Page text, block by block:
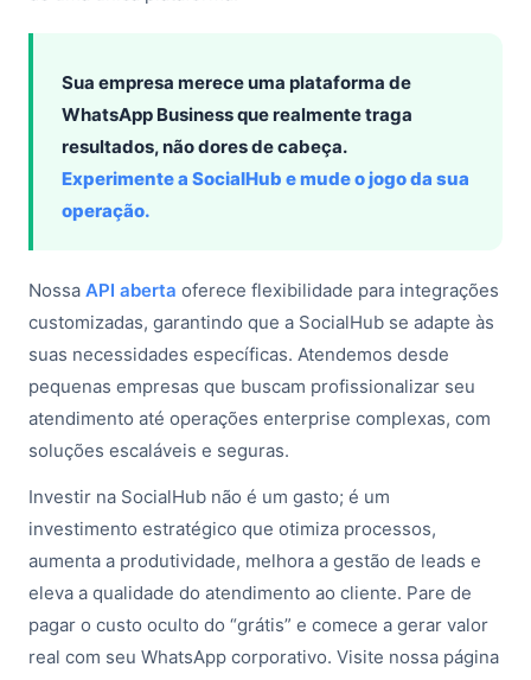
Sua empresa merece uma plataforma de
WhatsApp Business que realmente traga
resultados, não dores de cabeça.
Experimente a SocialHub e mude o jogo da sua
operação.
Nossa API aberta oferece flexibilidade para integrações
customizadas, garantindo que a SocialHub se adapte às
suas necessidades específicas. Atendemos desde
pequenas empresas que buscam profissionalizar seu
atendimento até operações enterprise complexas, com
soluções escaláveis e seguras.
Investir na SocialHub não é um gasto; é um
investimento estratégico que otimiza processos,
aumenta a produtividade, melhora a gestão de leads e
eleva a qualidade do atendimento ao cliente. Pare de
pagar o custo oculto do “grátis” e comece a gerar valor
real com seu WhatsApp corporativo. Visite nossa página